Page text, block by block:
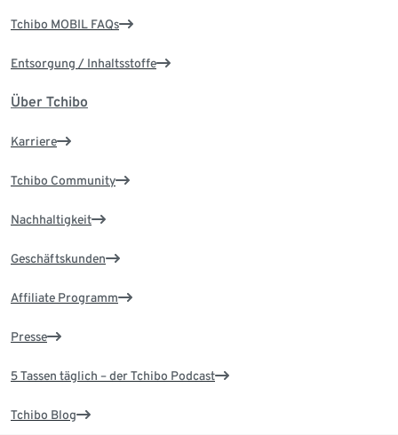
Tchibo MOBIL FAQs
Entsorgung / Inhaltsstoffe
Über Tchibo
Karriere
Tchibo Community
Nachhaltigkeit
Geschäftskunden
Affiliate Programm
Presse
5 Tassen täglich – der Tchibo Podcast
Tchibo Blog